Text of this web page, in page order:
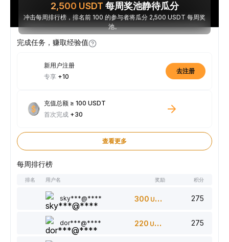
2,500 USDT 每周奖池静待瓜分
冲击每周排行榜，排名前 100 的参与者将瓜分 2,500 USDT 每周奖
池。
完成任务，赚取经验值
新用户注册
专享 +10
去注册
充值总额 ≥ 100 USDT
首次完成 +30
查看更多
每周排行榜
排名 用户名 奖励 积分
sky***@**** 300 USDT 275
dor***@**** 220 USDT 275